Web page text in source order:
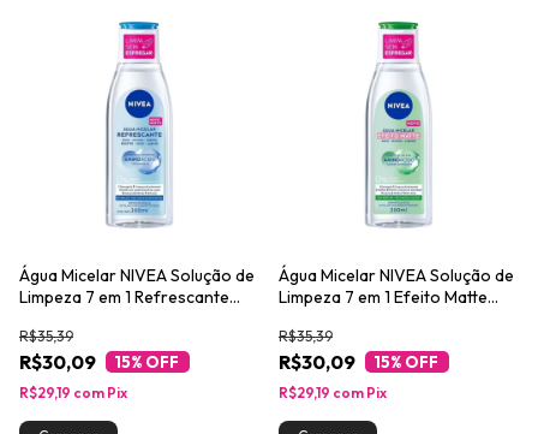
Água Micelar NIVEA Solução de
Limpeza 7 em 1 Refrescante
R$30,09
R$35,39
15% OFF
R$29,19 com Pix
Água Micelar NIVEA Solução de
Limpeza 7 em 1 Efeito Matte
R$30,09
R$35,39
15% OFF
R$29,19 com Pix